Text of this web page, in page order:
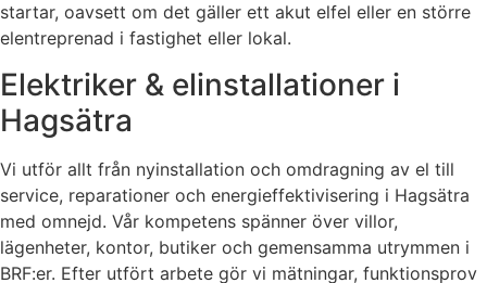
startar, oavsett om det gäller ett akut elfel eller en större
elentreprenad i fastighet eller lokal.
Elektriker & elinstallationer i
Hagsätra
Vi utför allt från nyinstallation och omdragning av el till
service, reparationer och energieffektivisering i Hagsätra
med omnejd. Vår kompetens spänner över villor,
lägenheter, kontor, butiker och gemensamma utrymmen i
BRF:er. Efter utfört arbete gör vi mätningar, funktionsprov